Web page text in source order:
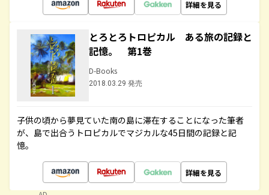
詳細を見る
とろとろトロピカル ある旅の記録と
記憶。 第1巻
D-Books
2018.03.29 発売
子供の頃から夢見ていた南の島に滞在することになった筆者
が、島で出合うトロピカルでマジカルな45日間の記録と記
憶。
詳細を見る